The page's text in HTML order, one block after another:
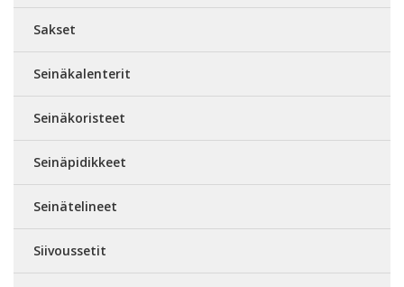
Sakset
Seinäkalenterit
Seinäkoristeet
Seinäpidikkeet
Seinätelineet
Siivoussetit